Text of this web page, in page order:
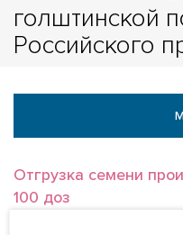
голштинской
Российского
МЯСНЫЕ БЫКИ
Отгрузка семени
100 доз